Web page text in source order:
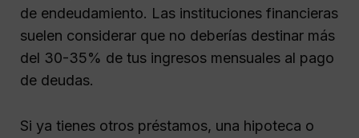
de endeudamiento. Las instituciones financieras
suelen considerar que no deberías destinar más
del 30-35% de tus ingresos mensuales al pago
de deudas.
Si ya tienes otros préstamos, una hipoteca o